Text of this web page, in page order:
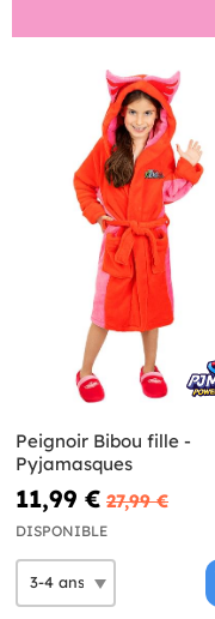
Peignoir Bibou fille -
Pyjamasques
11,99 € 27,99 €
DISPONIBLE